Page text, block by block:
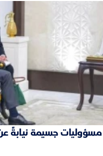
مسؤوليات جسيمة نيابةً